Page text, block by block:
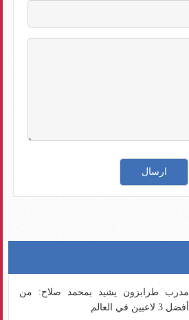
مدرب طرابزون يشيد بمحمد صلاح: من
أفضل 3 لاعبين في العالم